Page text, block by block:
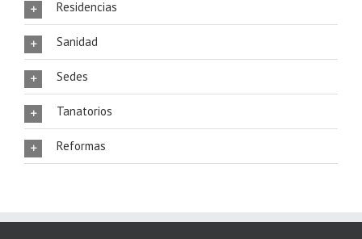
Residencias
Sanidad
Sedes
Tanatorios
Reformas